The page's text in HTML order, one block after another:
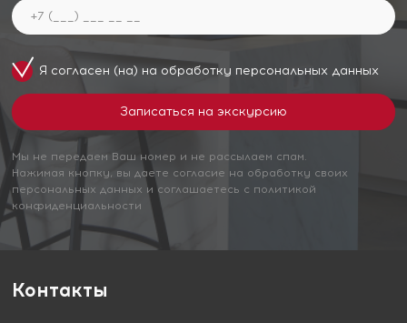
Я согласен (на) на обработку персональных данных
Мы не передаем Ваш номер и не рассылаем спам.
Нажимая кнопку, вы даете согласие на обработку своих
персональных данных и соглашаетесь с политикой
конфиденциальности
Контакты